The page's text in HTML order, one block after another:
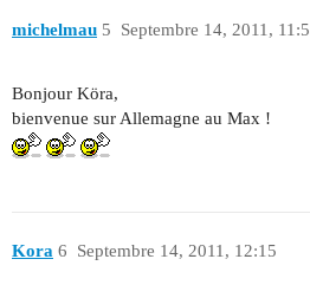
michelmau Septembre 14, 2011,
5
Bonjour Köra,
bienvenue sur Allemagne au Max !
Kora Septembre 14, 2011, 12:15
6